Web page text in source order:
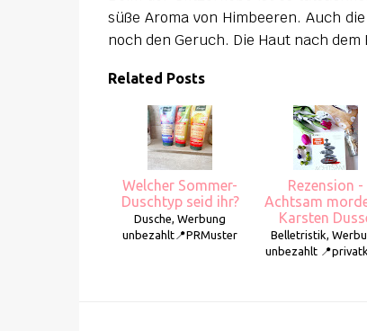
süße Aroma von Himbeeren. Auch
noch den Geruch. Die Haut nach
Related Posts
Welcher Sommer-
Duschtyp seid ihr?
Dusche, Werbung
unbezahlt📍PRMuster
Rezension -
Achtsam
Karsten
Belletristik,
unbezahlt